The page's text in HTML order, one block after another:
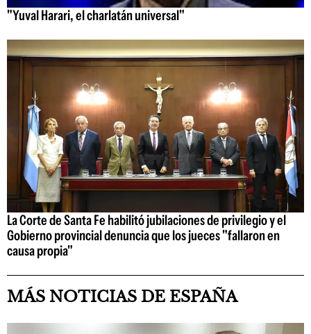
"Yuval Harari, el charlatán universal"
La Corte de Santa Fe habilitó jubilaciones de privilegio y el
Gobierno provincial denuncia que los jueces "fallaron en
causa propia"
MÁS NOTICIAS DE ESPAÑA